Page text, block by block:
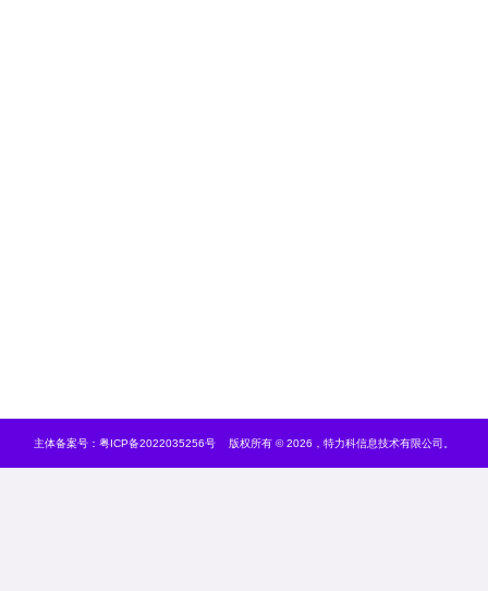
主体备案号： 粤ICP备2022035256号 版权所有 © 2026，特力科信息技术有限公司。